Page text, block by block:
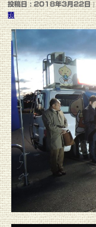
投稿日 : 2018年3月22日
類